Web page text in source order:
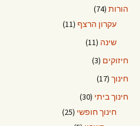
הורות (74)
עקרון הרצף (11)
שינה (11)
חיזוקים (3)
חינוך (17)
חינוך ביתי (30)
חינוך חופשי (25)